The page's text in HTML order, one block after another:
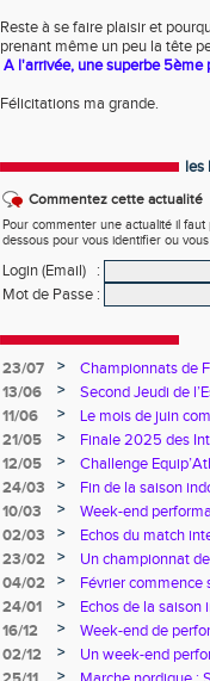
Reste à se faire plaisir et
prenant même un peu la tête
A l'arrivée, une superbe 5ème
Félicitations ma grande.
les
Commentez cette actualité
Pour commenter une actualité il
dessous pour vous identifier ou
Login (Email)
:
Mot de Passe :
23/07 >
Championnats de
13/06
>
Second Jeudi de
11/06
>
Le mois de juin
21/05
>
Finale 2025 des
12/05
>
Challenge
24/03
>
Fin de la saison
10/03
>
Week-end
02/03
>
Echos du match
23/02
>
Un championnat
04/02
>
Février commence
24/01
>
Echos de la saison
16/12
>
Week-end de
02/12
>
Un week-end
>